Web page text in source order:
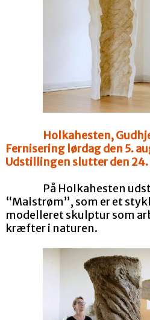
Holkahesten,
Fernisering lørdag den 5.
Udstillingen slutter den
På Holkahesten
“Malstrøm”, som er et
modelleret skulptur som
kræfter i naturen.